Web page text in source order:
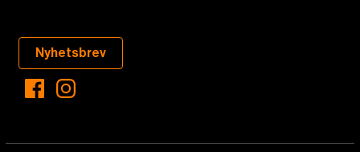
Nyhetsbrev